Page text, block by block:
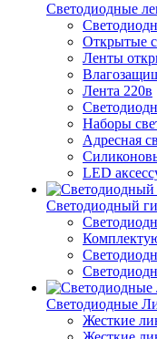
Светодиодные
Открытые
Ленты
Лента 220в
Наборы
Адресная
LED
Светодиодный
Светодиодные
Жесткие